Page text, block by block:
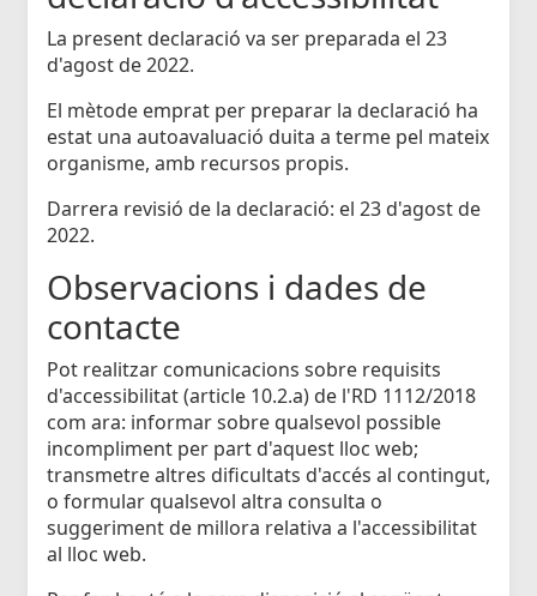
La present declaració va ser preparada el 23
d'agost de 2022.
El mètode emprat per preparar la declaració ha
estat una autoavaluació duita a terme pel mateix
organisme, amb recursos propis.
Darrera revisió de la declaració: el 23 d'agost de
2022.
Observacions i dades de
contacte
Pot realitzar comunicacions sobre requisits
d'accessibilitat (article 10.2.a) de l'RD 1112/2018
com ara: informar sobre qualsevol possible
incompliment per part d'aquest lloc web;
transmetre altres dificultats d'accés al contingut,
o formular qualsevol altra consulta o
suggeriment de millora relativa a l'accessibilitat
al lloc web.